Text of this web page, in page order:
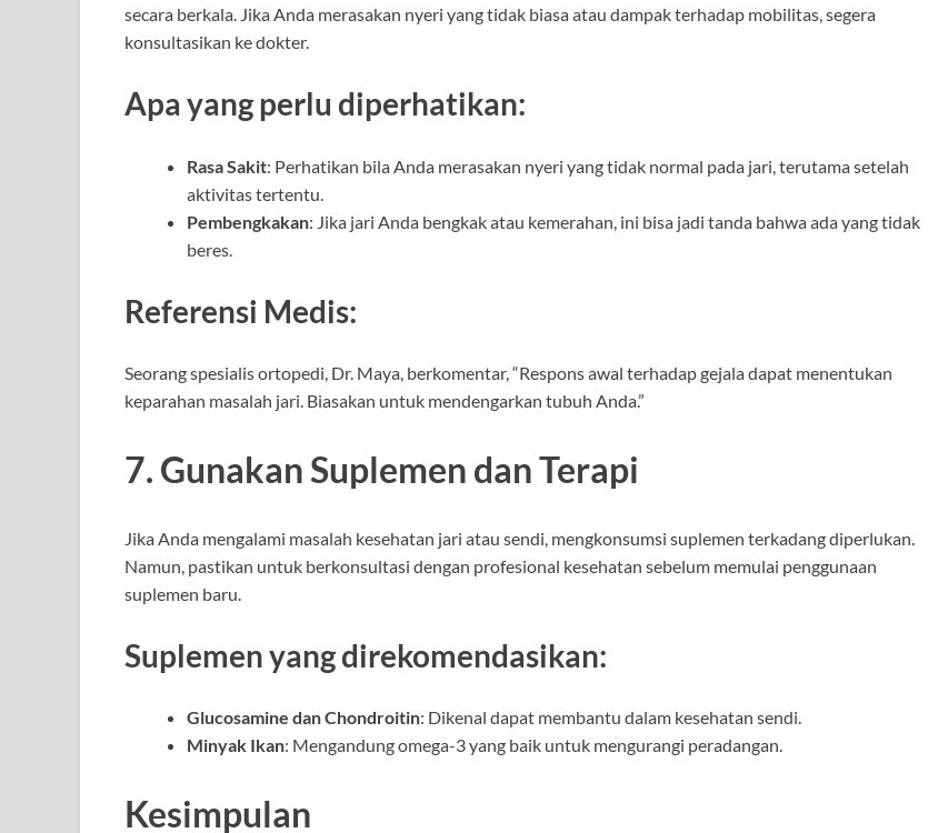
secara berkala. Jika Anda merasakan nyeri yang tidak biasa atau dampak terhadap mobilitas, segera
konsultasikan ke dokter.
Apa yang perlu diperhatikan:
Rasa Sakit: Perhatikan bila Anda merasakan nyeri yang tidak normal pada jari, terutama setelah
aktivitas tertentu.
Pembengkakan: Jika jari Anda bengkak atau kemerahan, ini bisa jadi tanda bahwa ada yang tidak
beres.
Referensi Medis:
Seorang spesialis ortopedi, Dr. Maya, berkomentar, “Respons awal terhadap gejala dapat menentukan
keparahan masalah jari. Biasakan untuk mendengarkan tubuh Anda.”
7. Gunakan Suplemen dan Terapi
Jika Anda mengalami masalah kesehatan jari atau sendi, mengkonsumsi suplemen terkadang diperlukan.
Namun, pastikan untuk berkonsultasi dengan profesional kesehatan sebelum memulai penggunaan
suplemen baru.
Suplemen yang direkomendasikan:
Glucosamine dan Chondroitin: Dikenal dapat membantu dalam kesehatan sendi.
Minyak Ikan: Mengandung omega-3 yang baik untuk mengurangi peradangan.
Kesimpulan